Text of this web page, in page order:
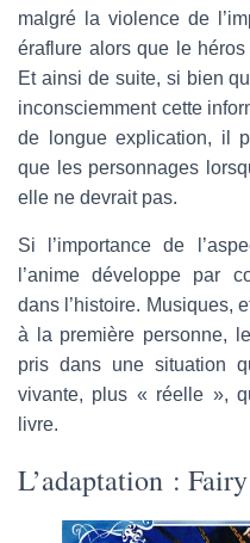
malgré la violence de
éraflure alors que le
Et ainsi de suite, si bien
inconsciemment cette
de longue explication, il
que les personnages
elle ne devrait pas.
Si l’importance de
l’anime développe par
dans l’histoire. Musiques,
à la première personne,
pris dans une situation
vivante, plus « réelle »,
livre.
L’adaptation :